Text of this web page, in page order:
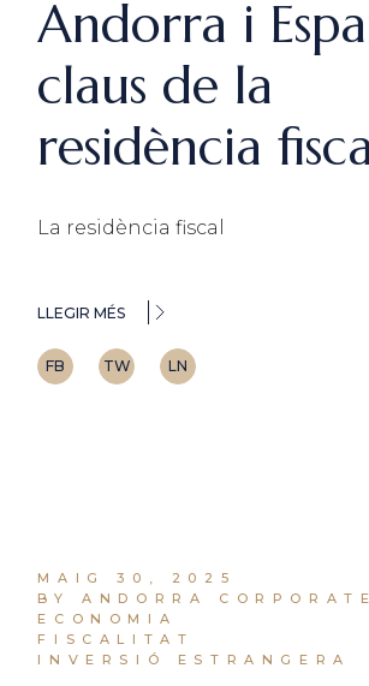
Andorra i
claus de la
residència
La residència fiscal
LLEGIR MÉS
FB TW LN
MAIG 30, 2025
BY ANDORRA CORPORATE
ECONOMIA
FISCALITAT
INVERSIÓ ESTRANGERA